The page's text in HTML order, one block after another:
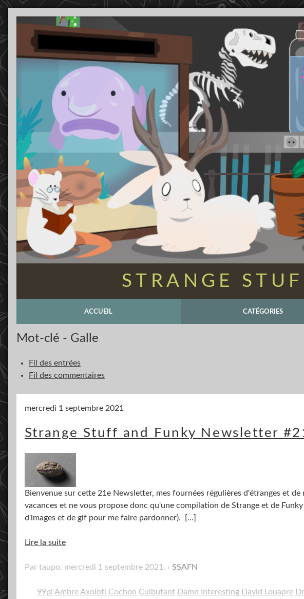
STRANGE
ACCUEIL CATÉGORIES
Mot-clé - Galle
Fil des entrées
Fil des commentaires
mercredi 1 septembre 2021
Strange Stuff and Funky Newsletter
Bienvenue sur cette 21e Newsletter, mes fournées régulières d'étranges et
vacances et ne vous propose donc qu'une compilation de Strange et de
d'images et de gif pour me faire pardonner).
[…]
Lire la suite
Par taupo, mercredi 1 septembre 2021 . SSAFN
99pi Ambre Axolotl Cochon Culbutant Damn Interesting David Louapre